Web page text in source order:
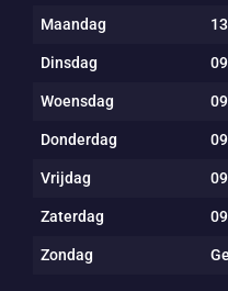
Maandag
Dinsdag
Woensdag
Donderdag
Vrijdag
Zaterdag
Zondag